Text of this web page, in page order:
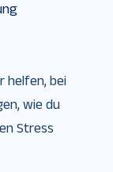
helfen, bei
wie du
Stress